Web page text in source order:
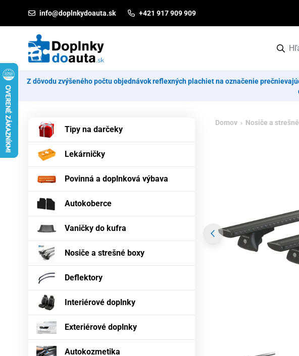
info@doplnkydoauta.sk +421 917 909 909
Z dôvodu zvýšeného počtu objednávok reflexných plachiet na označenie
Tipy na darčeky
Lekárničky
Povinná a doplnková výbava
Autokoberce
Vaničky do kufra
Nosiče a strešné boxy
Deflektory
Interiérové doplnky
Exteriérové doplnky
Autokozmetika
Domov › Nosiče a